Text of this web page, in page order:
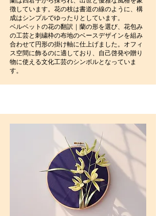
徴しています。花の枝は書道の線のように、構
成はシンプルでゆったりとしています。
ベルベットの花の翻訳｜蘭の形を選び、花包み
の工芸と刺繍枠の布地のベースデザインを組み
合わせて円形の掛け軸に仕上げました。オフィ
ス空間に飾るのに適しており、自己啓発や贈り
物に使える文化工芸のシンボルとなっていま
す。